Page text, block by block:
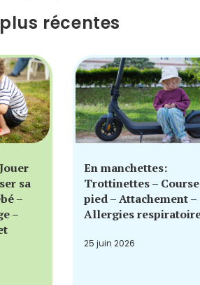
récentes
sa
–
–
En manchettes:
Trottinettes –
pied – Attachement –
Allergies
25 juin 2026